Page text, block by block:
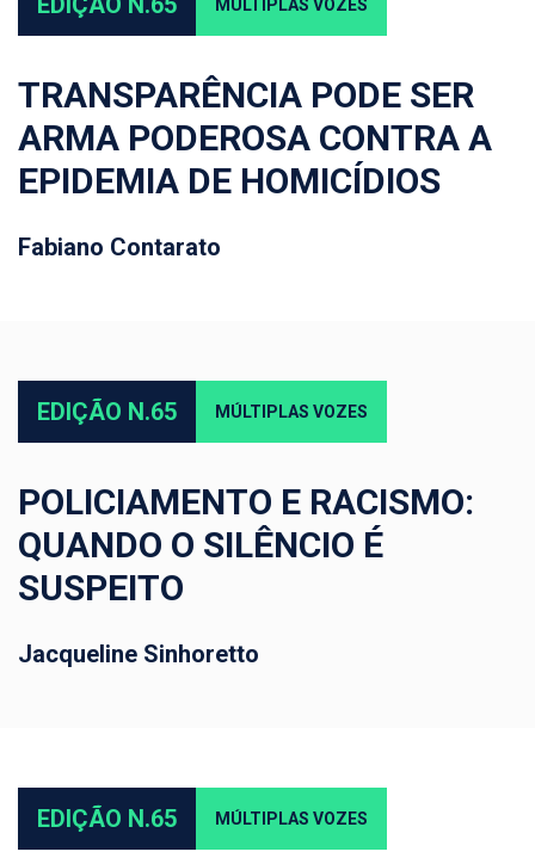
MÚLTIPLAS VOZES
TRANSPARÊNCIA PODE SER
ARMA PODEROSA CONTRA A
EPIDEMIA DE HOMICÍDIOS
Fabiano Contarato
EDIÇÃO N.65 MÚLTIPLAS VOZES
POLICIAMENTO E RACISMO:
QUANDO O SILÊNCIO É
SUSPEITO
Jacqueline Sinhoretto
EDIÇÃO N.65 MÚLTIPLAS VOZES